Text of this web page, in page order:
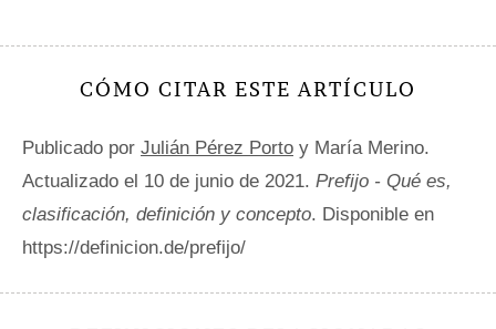
CÓMO CITAR ESTE ARTÍCULO
Publicado por Julián Pérez Porto y María Merino.
Actualizado el 10 de junio de 2021. Prefijo - Qué es,
clasificación, definición y concepto. Disponible en
https://definicion.de/prefijo/